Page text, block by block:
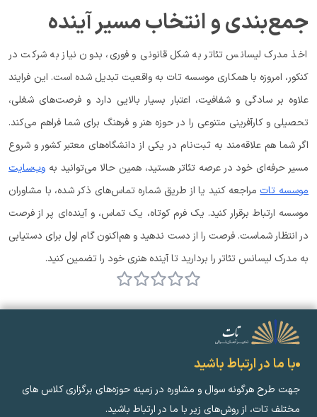
جمع‌بندی و انتخاب مسیر آینده
اخذ مدرک لیسانس تئاتر به شکل قانونی و فوری، بدون نیاز به شرکت در
کنکور، امروزه با همکاری موسسه تات به واقعیت تبدیل شده است. این فرایند
علاوه بر سادگی و شفافیت، اعتبار بسیار بالایی دارد و فرصت‌های شغلی،
تحصیلی و کارآفرینی متنوعی را در حوزه هنر و فرهنگ برای شما فراهم می‌کند.
اگر شما هم علاقه‌مند به ثبت‌نام در یکی از دانشگاه‌های معتبر کشور و شروع
مسیر حرفه‌ای خود در عرصه تئاتر هستید، همین حالا می‌توانید به وب‌سایت
موسسه تاتمراجعه کنید یا از طریق شماره تماس‌های ذکر شده، با مشاوران
موسسه ارتباط برقرار کنید. یک فرم کوتاه، یک تماس، و آینده‌ای پر از فرصت
در انتظار شماست. فرصت را از دست ندهید و هم‌اکنون گام اول برای دستیابی
به مدرک لیسانس تئاتر را بردارید تا آینده هنری خود را تضمین کنید.
با ما در ارتباط باشید
جهت طرح هرگونه سوال و مشاوره در زمینه‌ حوزه‌های برگزاری کلاس ‌های
مختلف تات، از روش‌های زیر با ما در ارتباط باشید.